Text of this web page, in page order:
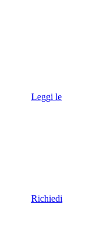
Leggi le
Richiedi